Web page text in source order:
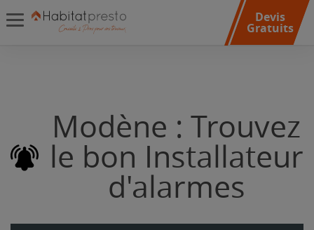
Devis
Gratuits
Modène : Trouvez
le bon Installateur
d'alarmes